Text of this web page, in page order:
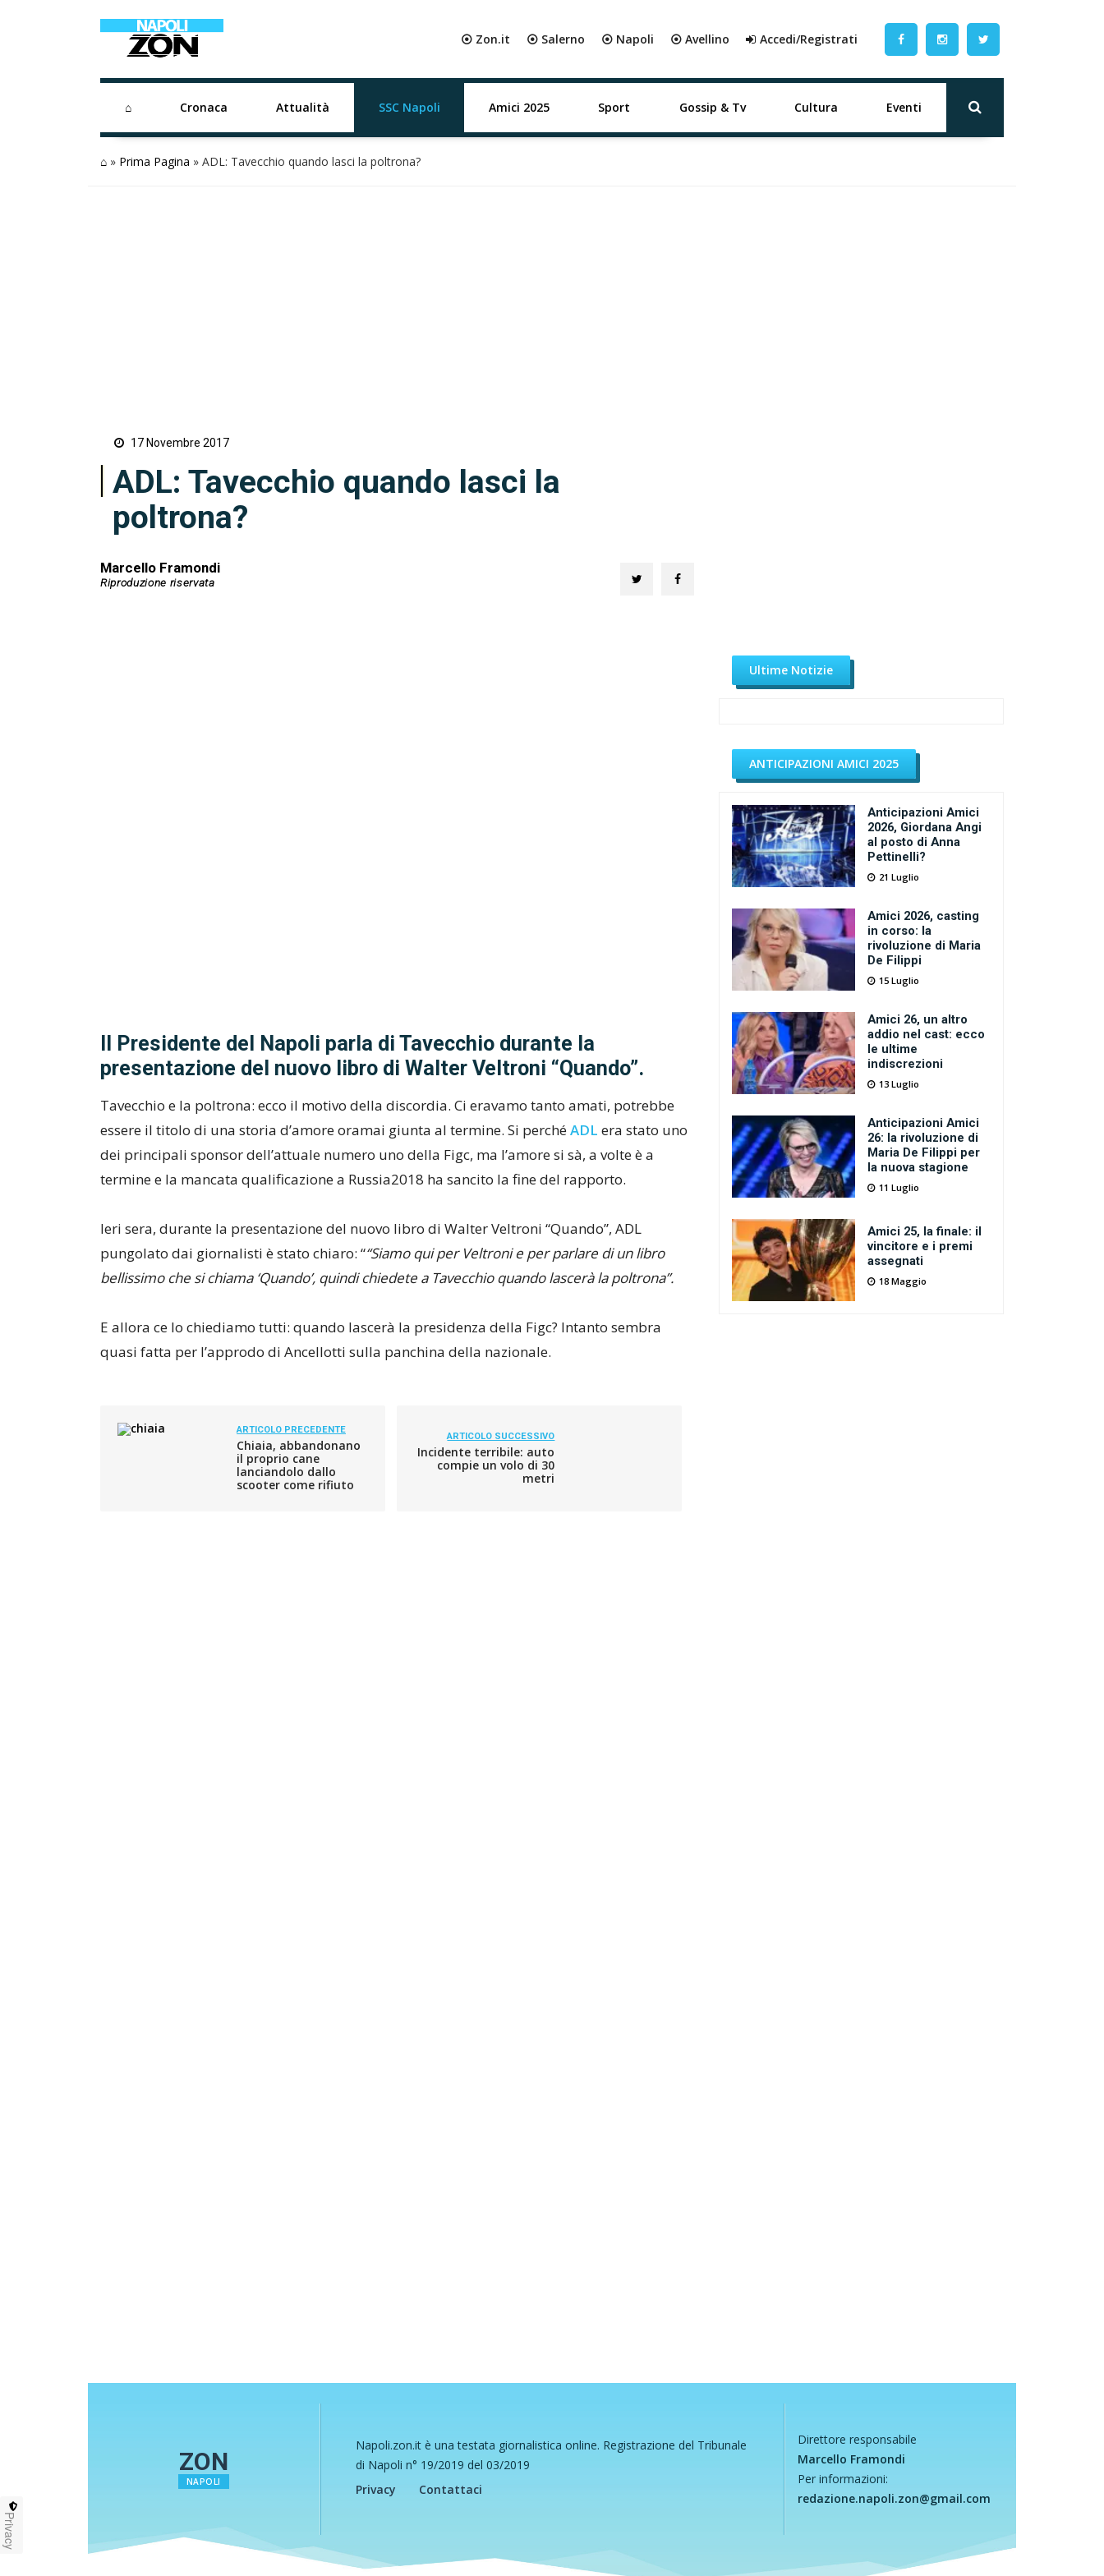
⦿ Zon.it ⦿ Salerno ⦿ Napoli ⦿ Avellino Accedi/Registrati
⌂ Cronaca Attualità SSC Napoli Amici 2025 Sport Gossip & Tv Cultura Eventi
⌂ » Prima Pagina » ADL: Tavecchio quando lasci la poltrona?
17 Novembre 2017
ADL: Tavecchio quando lasci la
poltrona?
Marcello Framondi
Il Presidente del Napoli parla di Tavecchio durante la
presentazione del nuovo libro di Walter Veltroni “Quando”.
Tavecchio e la poltrona: ecco il motivo della discordia. Ci eravamo tanto amati, potrebbe
essere il titolo di una storia d’amore oramai giunta al termine. Si perchéADL era stato uno
dei principali sponsor dell’attuale numero uno della Figc, ma l’amore si sà, a volte è a
termine e la mancata qualificazione a Russia2018 ha sancito la fine del rapporto.
Ieri sera, durante la presentazione del nuovo libro di Walter Veltroni “Quando”, ADL
pungolato dai giornalisti è stato chiaro: ““Siamo qui per Veltroni e per parlare di un libro
bellissimo che si chiama ‘Quando’, quindi chiedete a Tavecchio quando lascerà la poltrona”.
E allora ce lo chiediamo tutti: quando lascerà la presidenza della Figc? Intanto sembra
quasi fatta per l’approdo di Ancellotti sulla panchina della nazionale.
ARTICOLO PRECEDENTE
Chiaia, abbandonano
il proprio cane
lanciandolo dallo
scooter come rifiuto
ARTICOLO SUCCESSIVO
Incidente terribile: auto
compie un volo di 30
metri
Ultime Notizie
ANTICIPAZIONI AMICI 2025
Anticipazioni Amici
2026, Giordana Angi
al posto di Anna
Pettinelli?
21 Luglio
Amici 2026, casting
in corso: la
rivoluzione di Maria
De Filippi
15 Luglio
Amici 26, un altro
addio nel cast: ecco
le ultime
indiscrezioni
13 Luglio
Anticipazioni Amici
26: la rivoluzione di
Maria De Filippi per
la nuova stagione
11 Luglio
Amici 25, la finale: il
vincitore e i premi
assegnati
18 Maggio
ZON
NAPOLI
Napoli.zon.it è una testata giornalistica online. Registrazione del Tribunale
di Napoli n° 19/2019 del 03/2019
Privacy
Contattaci
Direttore responsabile
Marcello Framondi
Per informazioni:
redazione.napoli.zon@gmail.com
Privacy